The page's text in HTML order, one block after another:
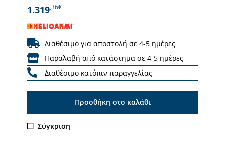
1.319,36€
Διαθέσιμο για αποστολή σε 4-5 ημέρες
Παραλαβή από κατάστημα σε 4-5 ημέρες
Διαθέσιμο κατόπιν παραγγελίας
Προσθήκη στο καλάθι
Σύγκριση